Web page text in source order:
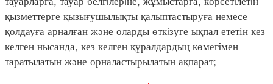
қызметтерге қызығушылықты қалыптастыруға немесе
қолдауға арналған және оларды өткiзуге ықпал ететін кез
келген нысанда, кез келген құралдардың көмегiмен
таратылатын және орналастырылатын ақпарат;